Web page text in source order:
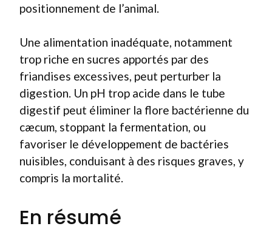
positionnement de l’animal.
Une alimentation inadéquate, notamment
trop riche en sucres apportés par des
friandises excessives, peut perturber la
digestion. Un pH trop acide dans le tube
digestif peut éliminer la flore bactérienne du
cæcum, stoppant la fermentation, ou
favoriser le développement de bactéries
nuisibles, conduisant à des risques graves, y
compris la mortalité.
En résumé